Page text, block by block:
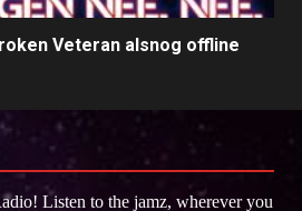
Veteran alsnog offline
Listen to the jamz, wherever you